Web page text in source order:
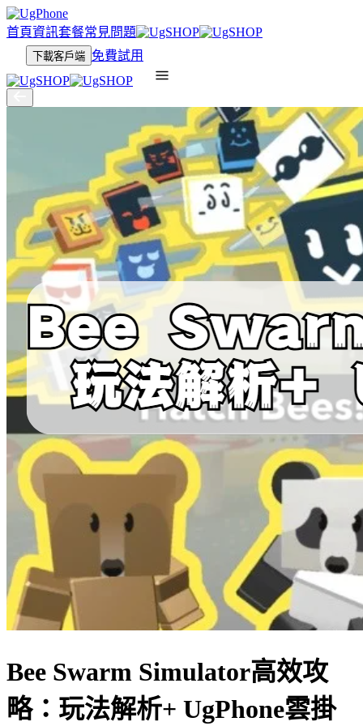
首頁資訊套餐常見問題
下載客戶端 免費試用
Bee Swarm Simulator高效攻
略：玩法解析+ UgPhone雲掛